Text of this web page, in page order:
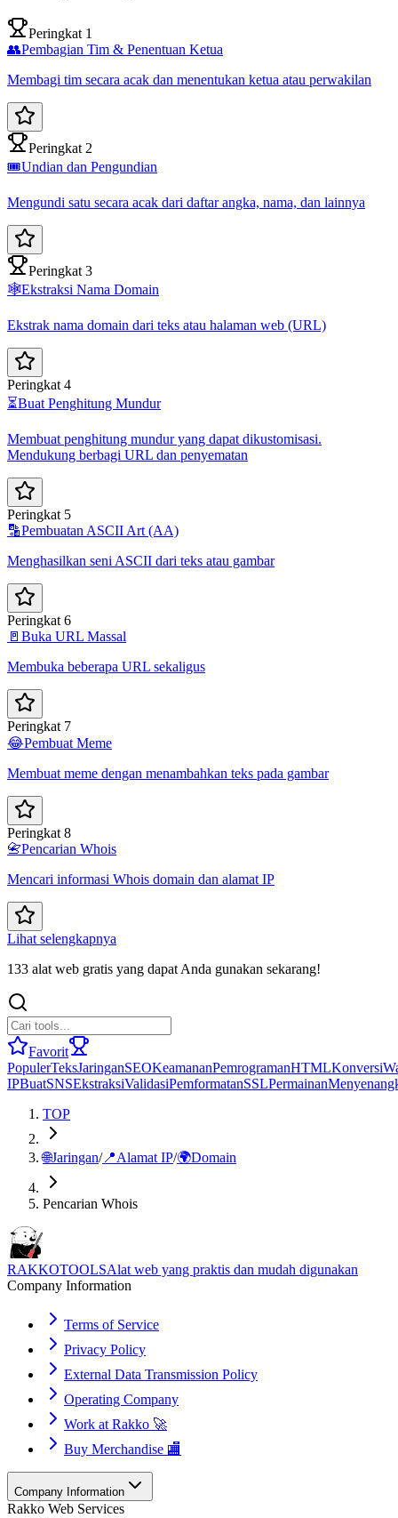
Peringkat 1
👥Pembagian Tim & Penentuan Ketua
Membagi tim secara acak dan menentukan ketua atau perwakilan
Peringkat 2
🎟️Undian dan Pengundian
Mengundi satu secara acak dari daftar angka, nama, dan lainnya
Peringkat 3
🕸️Ekstraksi Nama Domain
Ekstrak nama domain dari teks atau halaman web (URL)
Peringkat 4
⏳Buat Penghitung Mundur
Membuat penghitung mundur yang dapat dikustomisasi.
Mendukung berbagi URL dan penyematan
Peringkat 5
🔡Pembuatan ASCII Art (AA)
Menghasilkan seni ASCII dari teks atau gambar
Peringkat 6
🚪 Buka URL Massal
Membuka beberapa URL sekaligus
Peringkat 7
😂Pembuat Meme
Membuat meme dengan menambahkan teks pada gambar
Peringkat 8
📇Pencarian Whois
Mencari informasi Whois domain dan alamat IP
Lihat selengkapnya
133 alat web gratis yang dapat Anda gunakan sekarang!
Favorit
PopulerTeksJaringanSEOKeamananPemrogramanHTMLKonversi
IPBuatSNSEkstraksiValidasiPemformatanSSLPermainan
TOP
🌐Jaringan/📍Alamat IP/🌍Domain
Pencarian Whois
RAKKOTOOLSAlat web yang praktis dan mudah digunakan
Company Information
Terms of Service
Privacy Policy
External Data Transmission Policy
Operating Company
Work at Rakko 🚀
Buy Merchandise 🏬
Company Information
Rakko Web Services